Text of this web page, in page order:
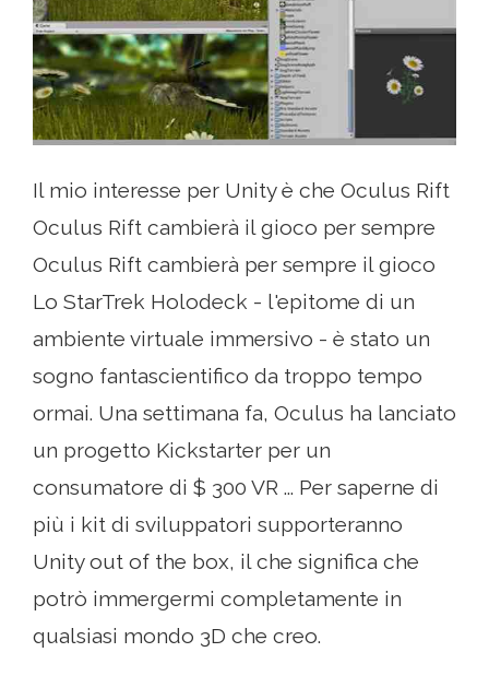
Il mio interesse per Unity è che Oculus Rift
Oculus Rift cambierà il gioco per sempre
Oculus Rift cambierà per sempre il gioco
Lo StarTrek Holodeck - l'epitome di un
ambiente virtuale immersivo - è stato un
sogno fantascientifico da troppo tempo
ormai. Una settimana fa, Oculus ha lanciato
un progetto Kickstarter per un
consumatore di $ 300 VR ... Per saperne di
più i kit di sviluppatori supporteranno
Unity out of the box, il che significa che
potrò immergermi completamente in
qualsiasi mondo 3D che creo.